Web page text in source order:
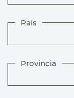
País
Provincia